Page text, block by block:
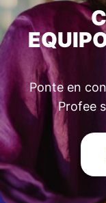
Ponte en
Profee